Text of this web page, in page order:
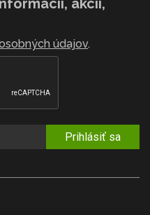
akcií,
údajov.
Prihlásiť sa